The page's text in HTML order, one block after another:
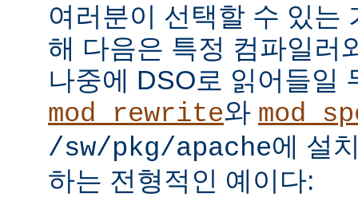
여러분이 선택할 수 있는
해 다음은 특정 컴파일러
나중에 DSO로 읽어들일
mod_rewrite와
/sw/pkg/apache에 설
하는 전형적인 예이다: